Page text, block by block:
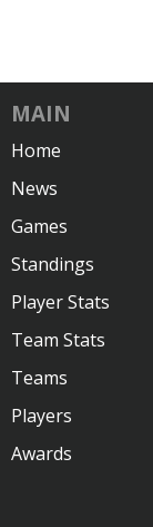
MAIN
Home
News
Games
Standings
Player Stats
Team Stats
Teams
Players
Awards